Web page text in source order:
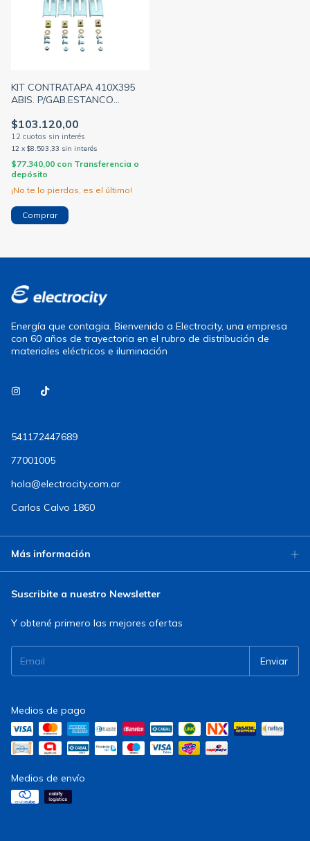
KIT CONTRATAPA 410X395
ABIS. P/GAB.ESTANCO
(GABEXEL)
$103.120,00
12 x $8.593,33 sin interés
$77.340,00 con Transferencia o
depósito
¡No te lo pierdas, es el último!
Energía que contagia. Bienvenido a Electrocity, una empresa
con 60 años de trayectoria en el rubro de distribución de
materiales eléctricos e iluminación
541172447689
77001005
hola@electrocity.com.ar
Carlos Calvo 1860
Más información
Suscribite a nuestro Newsletter
Y obtené primero las mejores ofertas
Medios de pago
Medios de envío